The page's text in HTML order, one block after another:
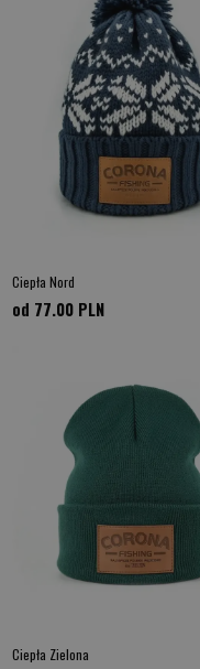
Ciepła Nord
od 77.00 PLN
Ciepła Zielona